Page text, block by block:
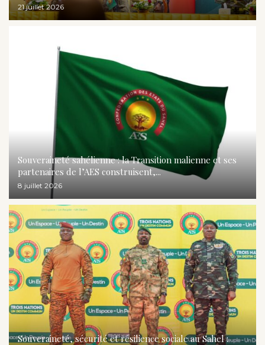
21 juillet 2026
Souveraineté sahélienne : la Transition malienne et ses
partenaires de l’AES construisent,...
8 juillet 2026
Souveraineté, sécurité et résilience sociale au Sahel :